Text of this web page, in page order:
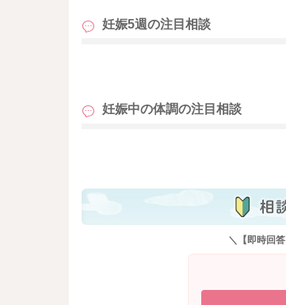
妊娠5週の注目相談
妊娠中の体調の注目相談
＼【即時回